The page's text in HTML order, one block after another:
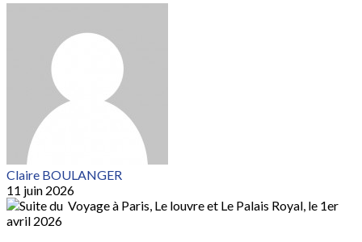
Claire BOULANGER
11 juin 2026